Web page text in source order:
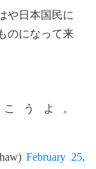
や日本国民に
のになって来
うよ。
February 25,